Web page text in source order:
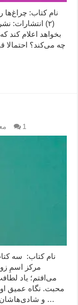
(۲) انتشارات:
بخواهد اعلام کند
چه می‌کند؟ احتمالا
1
مرکز اسمِ
می‌افتم؛ یاد
محبت. نگاه عمیق‌
و شادی‌هاشان، مشکلات‌شان، تفکر و احساس‌شان، خوب و …